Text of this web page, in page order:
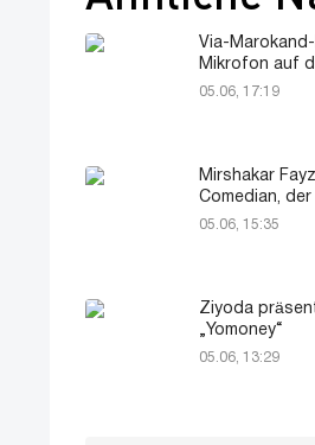
Via-
Mikrofon auf
05.06, 17:19
Mirshakar
Comedian,
05.06, 15:35
Ziyoda
„Yomoney“
05.06, 13:29